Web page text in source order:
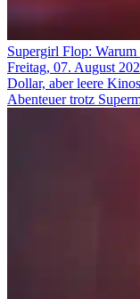
Supergirl Flop:
Freitag, 07. August
Dollar, aber leere
Abenteuer trotz